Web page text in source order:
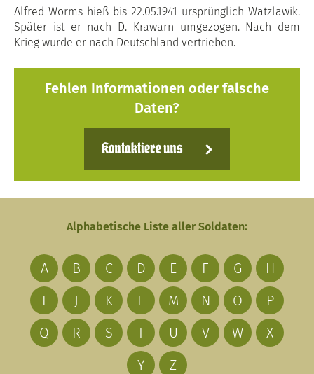
Alfred Worms hieß bis 22.05.1941 ursprünglich Watzlawik.
Später ist er nach D. Krawarn umgezogen. Nach dem
Krieg wurde er nach Deutschland vertrieben.
Fehlen Informationen oder falsche
Daten?
Kontaktiere uns
Alphabetische Liste aller Soldaten:
A B C D E F G
H
I
J K L M N O
P
Q
R S T U V W
X
Y
Z